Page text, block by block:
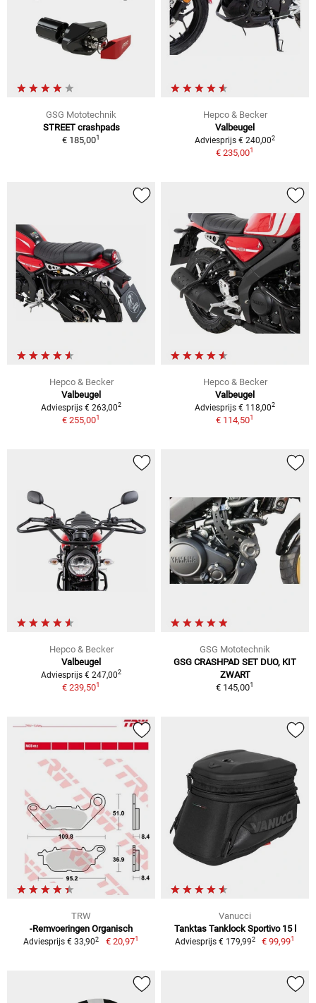
GSG Mototechnik
STREET crashpads
€ 185,001
Hepco & Becker
Valbeugel
Adviesprijs € 240,002
€ 235,001
Hepco & Becker
Valbeugel
Adviesprijs € 263,002
€ 255,001
Hepco & Becker
Valbeugel
Adviesprijs € 118,002
€ 114,501
Hepco & Becker
Valbeugel
Adviesprijs € 247,002
€ 239,501
GSG Mototechnik
GSG CRASHPAD SET DUO, KIT
ZWART
€ 145,001
TRW
-Remvoeringen Organisch
Adviesprijs € 33,902 € 20,971
Vanucci
Tanktas Tanklock Sportivo 15 l
Adviesprijs € 179,992 € 99,991